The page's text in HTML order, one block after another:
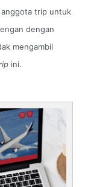
anggota trip untuk
dengan
mengambil
ini.